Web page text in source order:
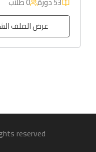
عرض الملف
reserved